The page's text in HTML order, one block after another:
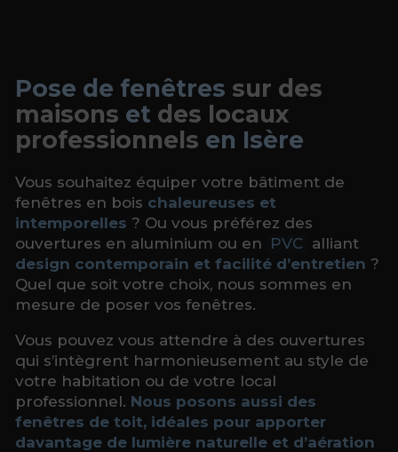
Pose de fenêtres sur des
maisons et des locaux
professionnels en Isère
Vous souhaitez équiper votre bâtiment de
fenêtres en bois chaleureuses et
intemporelles ? Ou vous préférez des
ouvertures en aluminium ou en PVC alliant
design contemporain et facilité d’entretien ?
Quel que soit votre choix, nous sommes en
mesure de poser vos fenêtres.
Vous pouvez vous attendre à des ouvertures
qui s’intègrent harmonieusement au style de
votre habitation ou de votre local
professionnel. Nous posons aussi des
fenêtres de toit, idéales pour apporter
davantage de lumière naturelle et d’aération